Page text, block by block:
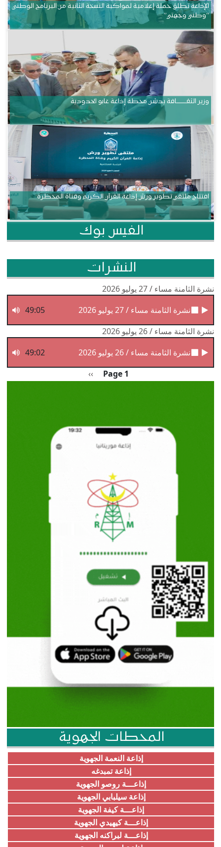
الإذاعة تطلق حملة إعلامية لمواكبة النسخة الثانية من البرنامج الوطني
“وطني وجهتي”
وزير الثقــــــــــافة يدشن محطة إذاعة غابو الحدودية
افتتاح ملتقى تطوير ورش إذاعة القرآن الكريم وقناة المحظرة
الفيس بوك
النشرات
نشرة الثامنة مساء / 27 يوليو 2026
نشرة الثامنة مساء / 27 يوليو 2026
49:05
نشرة الثامنة مساء / 26 يوليو 2026
نشرة الثامنة مساء / 26 يوليو 2026
49:02
Page 1 الصفحة التالية
››
المحطات الجهوية
إذاعة النعمة الجهوية
إذاعة تمبدغه
إذاعـــة روصو الجهوية
إذاعة سيلبابي الجهوية
إذاعـــة كيفة الجهوية
إذاعـــة كيهيدي الجهوية
إذاعـــة لبراكنه الجهوية